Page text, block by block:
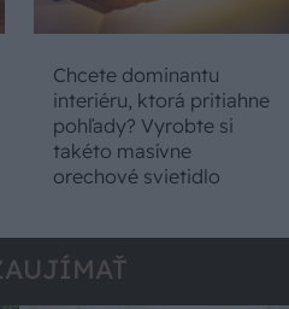
Chcete dominantu
interiéru, ktorá pritiahne
pohľady? Vyrobte si
takéto masívne
orechové svietidlo